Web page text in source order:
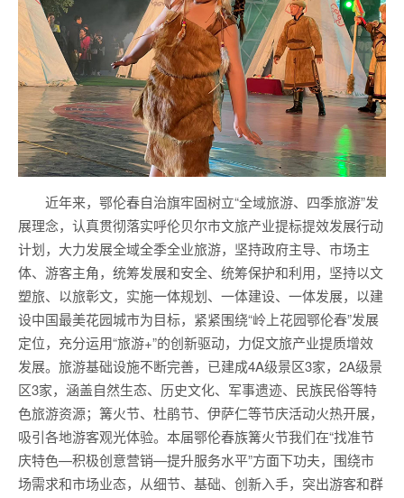
近年来，鄂伦春自治旗牢固树立“全域旅游、四季旅游”发
展理念，认真贯彻落实呼伦贝尔市文旅产业提标提效发展行动
计划，大力发展全域全季全业旅游，坚持政府主导、市场主
体、游客主角，统筹发展和安全、统筹保护和利用，坚持以文
塑旅、以旅彰文，实施一体规划、一体建设、一体发展，以建
设中国最美花园城市为目标，紧紧围绕“岭上花园鄂伦春”发展
定位，充分运用“旅游+”的创新驱动，力促文旅产业提质增效
发展。旅游基础设施不断完善，已建成4A级景区3家，2A级景
区3家，涵盖自然生态、历史文化、军事遗迹、民族民俗等特
色旅游资源；篝火节、杜鹃节、伊萨仁等节庆活动火热开展，
吸引各地游客观光体验。本届鄂伦春族篝火节我们在“找准节
庆特色—积极创意营销—提升服务水平”方面下功夫，围绕市
场需求和市场业态，从细节、基础、创新入手，突出游客和群